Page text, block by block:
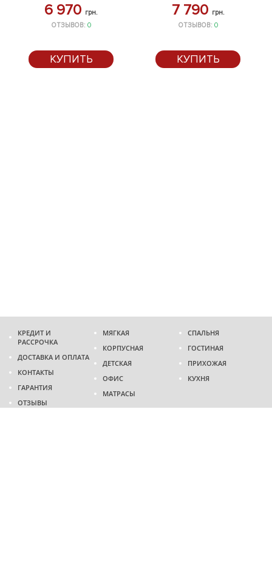
6 970 грн.
ОТЗЫВОВ: 0
КУПИТЬ
7 790 грн.
ОТЗЫВОВ: 0
КУПИТЬ
КРЕДИТ И
РАССРОЧКА
ДОСТАВКА И ОПЛАТА
КОНТАКТЫ
ГАРАНТИЯ
ОТЗЫВЫ
МЯГКАЯ
КОРПУСНАЯ
ДЕТСКАЯ
ОФИС
МАТРАСЫ
СПАЛЬНЯ
ГОСТИНАЯ
ПРИХОЖАЯ
КУХНЯ